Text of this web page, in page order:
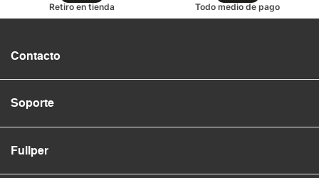
Retiro en tienda Todo medio de pago
Contacto
Soporte
Fullper